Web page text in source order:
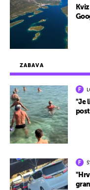
ZABAVA
"Je